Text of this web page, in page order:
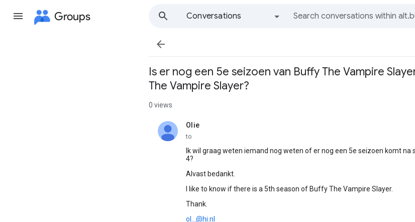
Groups
Conversations

Is er nog een 5e seizoen van Buffy The Vampire
The Vampire Slayer?
0 views
Olie
unread,
to
Ik wil graag weten iemand nog weten of er nog een 5e seizoen komt na
4?
Alvast bedankt.
I like to know if there is a 5th season of Buffy The Vampire Slayer.
Thank.
ol...@hi.nl